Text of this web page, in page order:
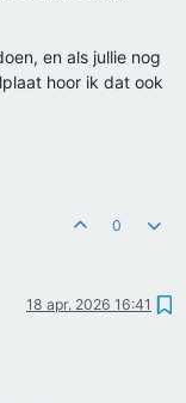
en als jullie nog
hoor ik dat ook
0
18 apr. 2026 16:41